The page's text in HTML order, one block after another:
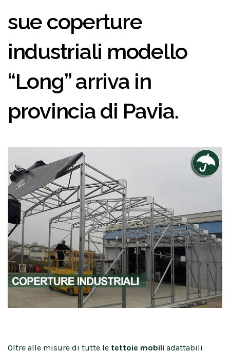
sue coperture
industriali modello
“Long” arriva in
provincia di Pavia.
Oltre alle misure di tutte le tettoie mobili adattabili